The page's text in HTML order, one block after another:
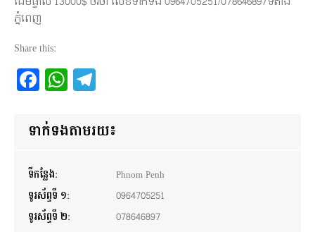
ភ្នំពេញ
Share this:
Facebook
WhatsApp
ទាក់ទងតាមរយ៖
ទីកន្លែង:
Phnom Penh
ទូរស័ព្ទទី ១:
0964705251
ទូរស័ព្ទទី ២:
078646897